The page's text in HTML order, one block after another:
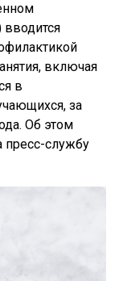
включая
в
за
Об этом
пресс-службу